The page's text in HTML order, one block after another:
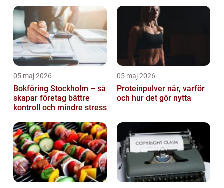
05 maj 2026
Bokföring Stockholm – så
skapar företag bättre
kontroll och mindre stress
05 maj 2026
Proteinpulver när, varför
och hur det gör nytta